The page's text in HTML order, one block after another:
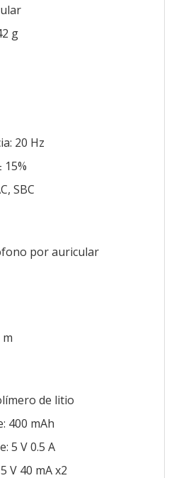
g
20 Hz
15%
SBC
por auricular
m
de litio
400 mAh
5 V 0.5 A
V 40 mA x2